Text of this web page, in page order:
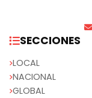
SECCIONES
LOCAL
NACIONAL
GLOBAL